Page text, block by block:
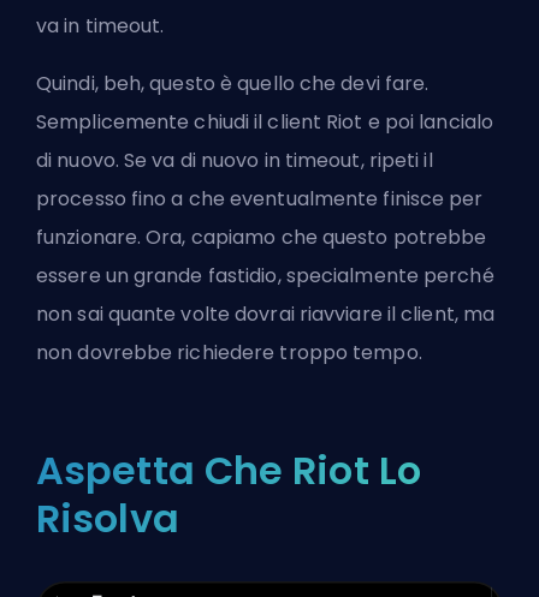
va in timeout.
Quindi, beh, questo è quello che devi fare.
Semplicemente chiudi il client Riot e poi lancialo
di nuovo. Se va di nuovo in timeout, ripeti il
processo fino a che eventualmente finisce per
funzionare. Ora, capiamo che questo potrebbe
essere un grande fastidio, specialmente perché
non sai quante volte dovrai riavviare il client, ma
non dovrebbe richiedere troppo tempo.
Aspetta Che Riot Lo
Risolva